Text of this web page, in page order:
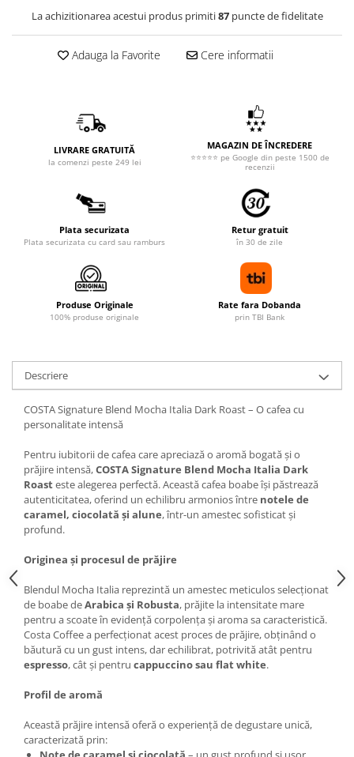
La achizitionarea acestui produs primiti87puncte de fidelitate
Adauga la Favorite Cere informatii
LIVRARE GRATUITĂ
la comenzi peste 249 lei
MAGAZIN DE ÎNCREDERE
⭐⭐⭐⭐⭐ pe Google din peste 1500 de
recenzii
Plata securizata
Plata securizata cu card sau ramburs
Retur gratuit
în 30 de zile
Produse Originale
100% produse originale
Rate fara Dobanda
prin TBI Bank
Descriere
COSTA Signature Blend Mocha Italia Dark Roast – O cafea cu
personalitate intensă
Pentru iubitorii de cafea care apreciază o aromă bogată și o
prăjire intensă,COSTA Signature Blend Mocha Italia Dark
Roasteste alegerea perfectă. Această cafea boabe își păstrează
autenticitatea, oferind un echilibru armonios între notele de
caramel, ciocolată și alune, într-un amestec sofisticat și
profund.
Originea și procesul de prăjire
Blendul Mocha Italia reprezintă un amestec meticulos selecționat
de boabe deArabica și Robusta, prăjite la intensitate mare
pentru a scoate în evidență corpolența și aroma sa caracteristică.
Costa Coffee a perfecționat acest proces de prăjire, obținând o
băutură cu un gust intens, dar echilibrat, potrivită atât pentru
espresso, cât și pentru cappuccino sau flat white.
Profil de aromă
Această prăjire intensă oferă o experiență de degustare unică,
caracterizată prin: